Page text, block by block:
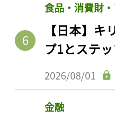
食品・消費財
【日本】
プ1とステ
2026/08/01
金融